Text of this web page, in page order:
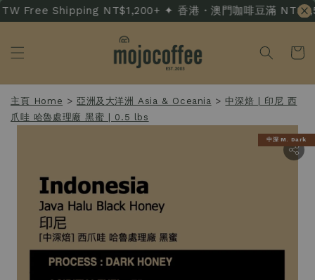
Free Shipping NT$1,200+ ✦ 香港・澳門咖啡豆滿
主頁 Home >亞洲及大洋洲 Asia & Oceania >中深焙 | 印尼 西
爪哇 哈魯處理廠 黑蜜 | 0.5 lbs
中深 M. Dark